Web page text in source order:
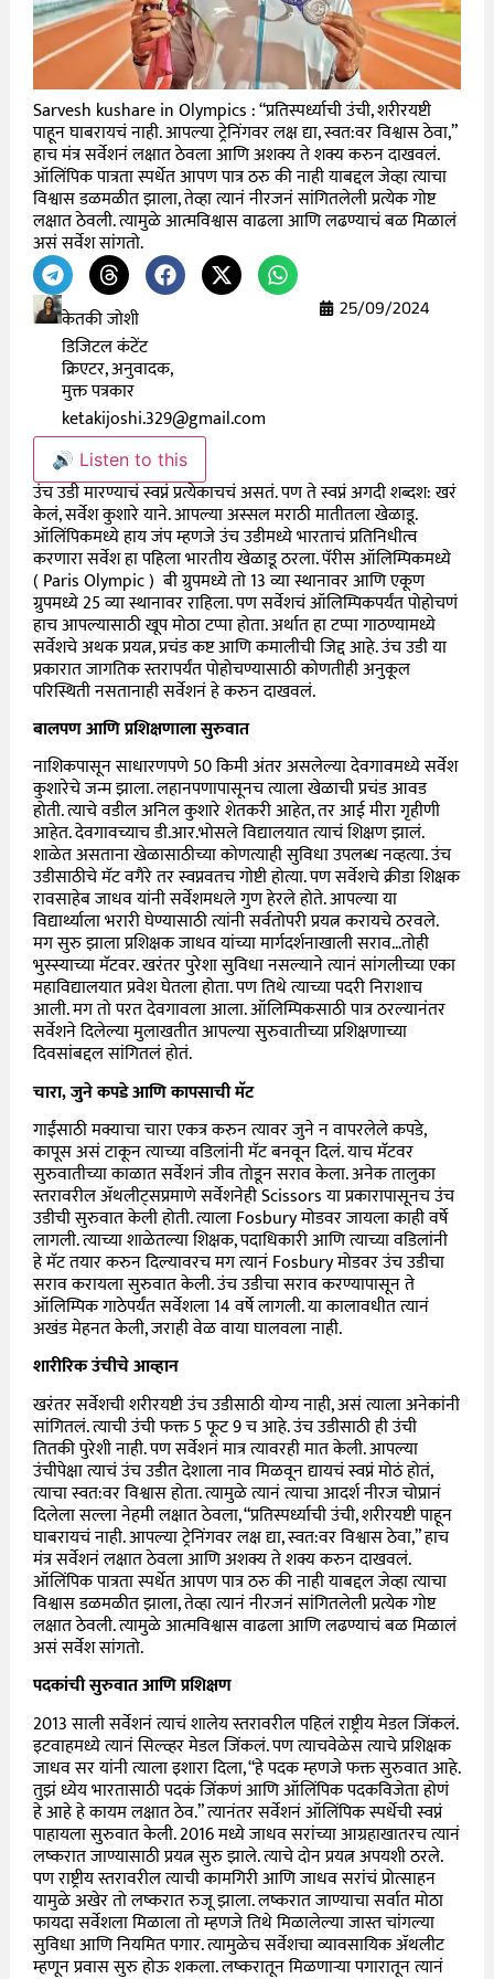
Sarvesh kushare in Olympics : “प्रतिस्पर्ध्याची उंची, शरीरयष्टी
पाहून घाबरायचं नाही. आपल्या ट्रेनिंगवर लक्ष द्या, स्वत:वर विश्वास ठेवा,”
हाच मंत्र सर्वेशनं लक्षात ठेवला आणि अशक्य ते शक्य करुन दाखवलं.
ऑलिंपिक पात्रता स्पर्धेत आपण पात्र ठरु की नाही याबद्दल जेव्हा त्याचा
विश्वास डळमळीत झाला, तेव्हा त्यानं नीरजनं सांगितलेली प्रत्येक गोष्ट
लक्षात ठेवली. त्यामुळे आत्मविश्वास वाढला आणि लढण्याचं बळ मिळालं
असं सर्वेश सांगतो.
केतकी जोशी
डिजिटल कंटेंट
क्रिएटर, अनुवादक,
मुक्त पत्रकार
ketakijoshi.329@gmail.com
25/09/2024
🔊 Listen to this
उंच उडी मारण्याचं स्वप्नं प्रत्येकाचचं असतं. पण ते स्वप्नं अगदी शब्दश:खरं
केलं, सर्वेश कुशारे याने. आपल्या अस्सल मराठी मातीतला खेळाडू.
ऑलिंपिकमध्ये हाय जंप म्हणजे उंच उडीमध्ये भारताचं प्रतिनिधीत्व
करणारा सर्वेश हा पहिला भारतीय खेळाडू ठरला. पॅरीस ऑलिम्पिकमध्ये
( Paris Olympic ) बी ग्रुपमध्ये तो13व्या स्थानावर आणि एकूण
ग्रुपमध्ये25व्या स्थानावर राहिला. पण सर्वेशचं ऑलिम्पिकपर्यंत पोहोचणं
हाच आपल्यासाठी खूप मोठा टप्पा होता. अर्थात हा टप्पा गाठण्यामध्ये
सर्वेशचे अथक प्रयत्न, प्रचंड कष्ट आणि कमालीची जिद्द आहे. उंच उडी या
प्रकारात जागतिक स्तरापर्यंत पोहोचण्यासाठी कोणतीही अनुकूल
परिस्थिती नसतानाही सर्वेशनं हे करुन दाखवलं.
बालपण आणि प्रशिक्षणाला सुरुवात
नाशिकपासून साधारणपणे50किमी अंतर असलेल्या देवगावमध्ये सर्वेश
कुशारेचे जन्म झाला. लहानपणापासूनच त्याला खेळाची प्रचंड आवड
होती. त्याचे वडील अनिल कुशारे शेतकरी आहेत, तर आई मीरा गृहीणी
आहेत. देवगावच्याच डी.आर.भोसले विद्यालयात त्याचं शिक्षण झालं.
शाळेत असताना खेळासाठीच्या कोणत्याही सुविधा उपलब्ध नव्हत्या. उंच
उडीसाठीचे मॅट वगैरे तर स्वप्नवतच गोष्टी होत्या. पण सर्वेशचे क्रीडा शिक्षक
रावसाहेब जाधव यांनी सर्वेशमधले गुण हेरले होते. आपल्या या
विद्यार्थ्याला भरारी घेण्यासाठी त्यांनी सर्वतोपरी प्रयत्न करायचे ठरवले.
मग सुरु झाला प्रशिक्षक जाधव यांच्या मार्गदर्शनाखाली सराव…तोही
भुस्स्याच्या मॅटवर. खरंतर पुरेशा सुविधा नसल्याने त्यानं सांगलीच्या एका
महाविद्यालयात प्रवेश घेतला होता. पण तिथे त्याच्या पदरी निराशाच
आली. मग तो परत देवगावला आला. ऑलिम्पिकसाठी पात्र ठरल्यानंतर
सर्वेशने दिलेल्या मुलाखतीत आपल्या सुरुवातीच्या प्रशिक्षणाच्या
दिवसांबद्दल सांगितलं होतं.
चारा, जुने कपडे आणि कापसाची मॅट
गाईंसाठी मक्याचा चारा एकत्र करुन त्यावर जुने न वापरलेले कपडे,
कापूस असं टाकून त्याच्या वडिलांनी मॅट बनवून दिलं. याच मॅटवर
सुरुवातीच्या काळात सर्वेशनं जीव तोडून सराव केला. अनेक तालुका
स्तरावरीलॲथलीट्सप्रमाणे सर्वेशनेहीScissorsया प्रकारापासूनच उंच
उडीची सुरुवात केली होती. त्यालाFosburyमोडवर जायला काही वर्षे
लागली. त्याच्या शाळेतल्या शिक्षक, पदाधिकारी आणि त्याच्या वडिलांनी
हे मॅट तयार करुन दिल्यावरच मग त्यानंFosburyमोडवर उंच उडीचा
सराव करायला सुरुवात केली. उंच उडीचा सराव करण्यापासून ते
ऑलिम्पिक गाठेपर्यंत सर्वेशला14वर्षे लागली. या कालावधीत त्यानं
अखंड मेहनत केली, जराही वेळ वाया घालवला नाही.
शारीरिक उंचीचे आव्हान
खरंतर सर्वेशची शरीरयष्टी उंच उडीसाठी योग्य नाही, असं त्याला अनेकांनी
सांगितलं. त्याची उंची फक्त5फूट9च आहे. उंच उडीसाठी ही उंची
तितकी पुरेशी नाही. पण सर्वेशनं मात्र त्यावरही मात केली. आपल्या
उंचीपेक्षा त्याचं उंच उडीत देशाला नाव मिळवून द्यायचं स्वप्नं मोठं होतं,
त्याचा स्वत:वर विश्वास होता. त्यामुळे त्यानं त्याचा आदर्श नीरज चोप्रानं
दिलेला सल्ला नेहमी लक्षात ठेवला,“प्रतिस्पर्ध्याची उंची, शरीरयष्टी पाहून
घाबरायचं नाही. आपल्या ट्रेनिंगवर लक्ष द्या, स्वत:वर विश्वास ठेवा,”हाच
मंत्र सर्वेशनं लक्षात ठेवला आणि अशक्य ते शक्य करुन दाखवलं.
ऑलिंपिक पात्रता स्पर्धेत आपण पात्र ठरु की नाही याबद्दल जेव्हा त्याचा
विश्वास डळमळीत झाला, तेव्हा त्यानं नीरजनं सांगितलेली प्रत्येक गोष्ट
लक्षात ठेवली. त्यामुळे आत्मविश्वास वाढला आणि लढण्याचं बळ मिळालं
असं सर्वेश सांगतो.
पदकांची सुरुवात आणि प्रशिक्षण
2013साली सर्वेशनं त्याचं शालेय स्तरावरील पहिलं राष्ट्रीय मेडल जिंकलं.
इटवाहमध्ये त्यानं सिल्व्हर मेडल जिंकलं. पण त्याचवेळेस त्याचे प्रशिक्षक
जाधव सर यांनी त्याला इशारा दिला,“हे पदक म्हणजे फक्त सुरुवात आहे.
तुझं ध्येय भारतासाठी पदकं जिंकणं आणि ऑलिंपिक पदकविजेता होणं
हे आहे हे कायम लक्षात ठेव.”त्यानंतर सर्वेशनं ऑलिंपिक स्पर्धेची स्वप्नं
पाहायला सुरुवात केली.2016मध्ये जाधव सरांच्या आग्रहाखातरच त्यानं
लष्करात जाण्यासाठी प्रयत्न सुरु झाले. त्याचे दोन प्रयत्न अपयशी ठरले.
पण राष्ट्रीय स्तरावरील त्याची कामगिरी आणि जाधव सरांचं प्रोत्साहन
यामुळे अखेर तो लष्करात रुजू झाला. लष्करात जाण्याचा सर्वात मोठा
फायदा सर्वेशला मिळाला तो म्हणजे तिथे मिळालेल्या जास्त चांगल्या
सुविधा आणि नियमित पगार. त्यामुळेच सर्वेशचा व्यावसायिकॲथलीट
म्हणून प्रवास सुरु होऊ शकला. लष्करातून मिळणाऱ्या पगारातून त्यानं